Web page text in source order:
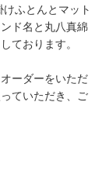
ふとんとマット
ド名と丸八真綿
ております。
ーダーをいただ
ていただき、ご